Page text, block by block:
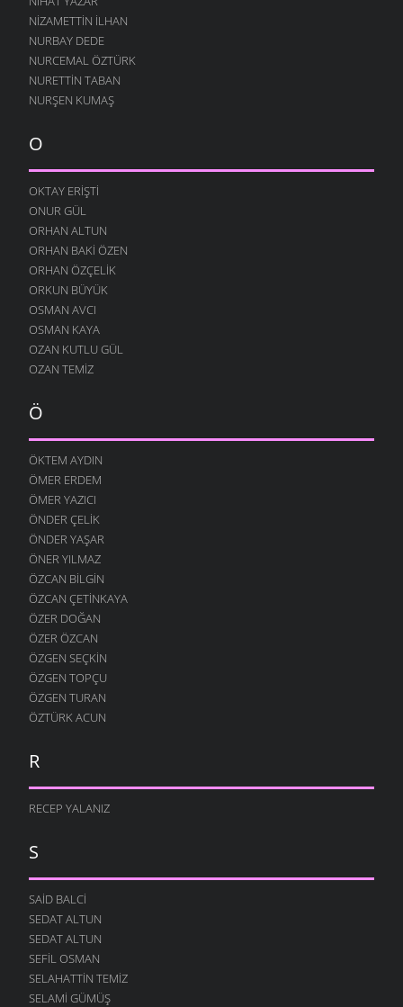
16 ŞUBAT 2009
HATIRLAR SENI KÖYÜMÜN İNSANI
8 ŞUBAT 2009
BOROBANA GIDERDI
24 OCAK 2009
18 OCAK 2009
NE KÖYÜ TANIR, NE DE KÜLTÜRÜNÜ
13 OCAK 2009
DINLE BENI OĞULCAN
11 OCAK 2009
FILISTIN İÇIN UYAN
7 OCAK 2009
AĞLARDI
7 OCAK 2009
KÖYÜMÜ TANI
7 OCAK 2009
NIZAMETTIN İLHAN
NURBAY DEDE
NURCEMAL ÖZTÜRK
NURETTIN TABAN
NURŞEN KUMAŞ
O
OKTAY ERIŞTI
ONUR GÜL
ORHAN ALTUN
ORHAN BAKI ÖZEN
ORHAN ÖZÇELIK
ORKUN BÜYÜK
OSMAN AVCI
OSMAN KAYA
OZAN KUTLU GÜL
OZAN TEMIZ
Ö
ÖKTEM AYDIN
ÖMER ERDEM
ÖMER YAZICI
ÖNDER ÇELIK
ÖNDER YAŞAR
ÖNER YILMAZ
ÖZCAN BILGIN
ÖZCAN ÇETINKAYA
ÖZER DOĞAN
ÖZER ÖZCAN
ÖZGEN SEÇKIN
ÖZGEN TOPÇU
ÖZGEN TURAN
ÖZTÜRK ACUN
R
RECEP YALANIZ
S
SAID BALCI
SEDAT ALTUN
SEDAT ALTUN
SEFIL OSMAN
SELAHATTIN TEMIZ
SELAMI GÜMÜŞ